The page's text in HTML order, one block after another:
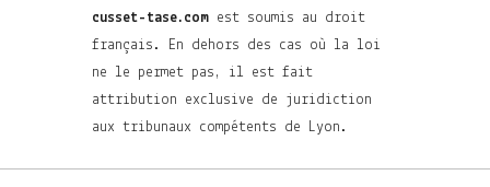
cusset-tase.com est soumis au droit
français. En dehors des cas où la loi
ne le permet pas, il est fait
attribution exclusive de juridiction
aux tribunaux compétents de Lyon.